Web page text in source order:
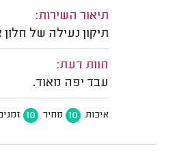
תיאור השירות:
תיקון נעילה של חלון
חוות דעת:
עבד יפה מאוד.
איכות 10 מחיר 10